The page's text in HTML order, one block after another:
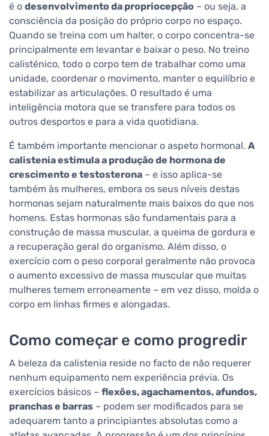
é o desenvolvimento da propriocepção – ou seja, a
consciência da posição do próprio corpo no espaço.
Quando se treina com um halter, o corpo concentra-se
principalmente em levantar e baixar o peso. No treino
calisténico, todo o corpo tem de trabalhar como uma
unidade, coordenar o movimento, manter o equilíbrio e
estabilizar as articulações. O resultado é uma
inteligência motora que se transfere para todos os
outros desportos e para a vida quotidiana.
É também importante mencionar o aspeto hormonal. A
calistenia estimula a produção de hormona de
crescimento e testosterona – e isso aplica-se
também às mulheres, embora os seus níveis destas
hormonas sejam naturalmente mais baixos do que nos
homens. Estas hormonas são fundamentais para a
construção de massa muscular, a queima de gordura e
a recuperação geral do organismo. Além disso, o
exercício com o peso corporal geralmente não provoca
o aumento excessivo de massa muscular que muitas
mulheres temem erroneamente – em vez disso, molda o
corpo em linhas firmes e alongadas.
Como começar e como progredir
A beleza da calistenia reside no facto de não requerer
nenhum equipamento nem experiência prévia. Os
exercícios básicos – flexões, agachamentos, afundos,
pranchas e barras – podem ser modificados para se
adequarem tanto a principiantes absolutas como a